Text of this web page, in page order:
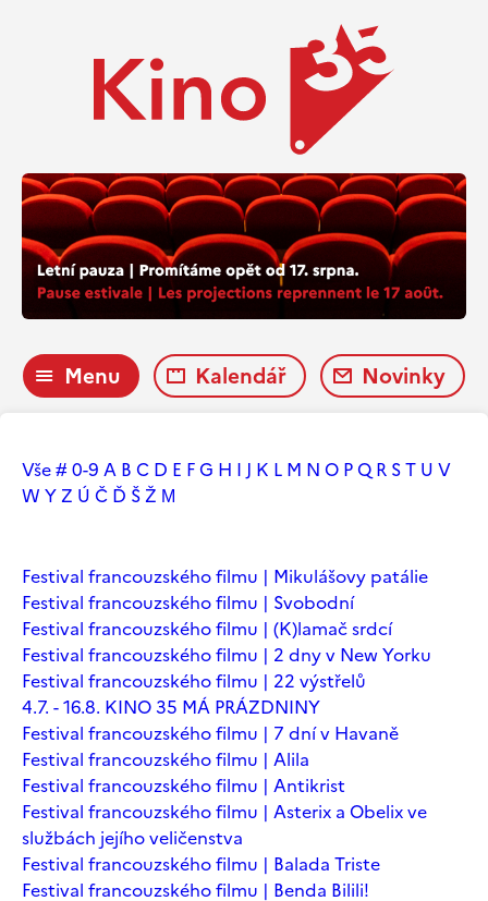
Menu Kalendář Novinky
Vše# 0-9 A B C D E FG H I J K L M N O PQ R ST U V
W YZ Ú Č Ď ŠŽ М
Festival francouzského filmu | Mikulášovy patálie
Festival francouzského filmu | Svobodní
Festival francouzského filmu | (K)lamač srdcí
Festival francouzského filmu | 2 dny v New Yorku
Festival francouzského filmu | 22 výstřelů
4.7. - 16.8. KINO 35 MÁ PRÁZDNINY
Festival francouzského filmu | 7 dní v Havaně
Festival francouzského filmu | Alila
Festival francouzského filmu | Antikrist
Festival francouzského filmu | Asterix a Obelix ve
službách jejího veličenstva
Festival francouzského filmu | Balada Triste
Festival francouzského filmu | Benda Bilili!